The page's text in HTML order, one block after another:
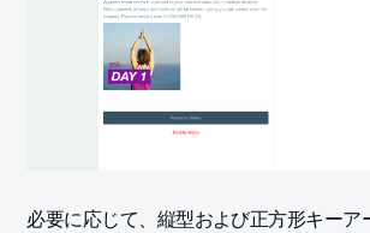
必要に応じて、縦型および正方形キーア